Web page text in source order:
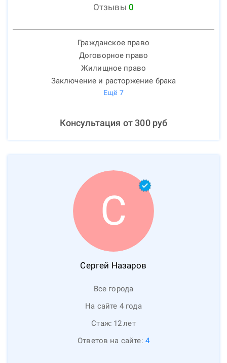
Отзывы 0
Гражданское право
Договорное право
Жилищное право
Заключение и расторжение брака
Ещё 7
Консультация от300руб
С
Сергей Назаров
Все города
На сайте 4 года
Стаж: 12лет
Ответов на сайте: 4